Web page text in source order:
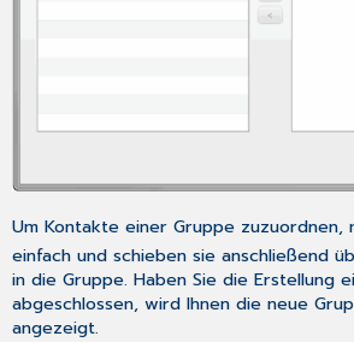
Um Kontakte einer Gruppe zuzuordnen,
einfach und schieben sie anschließend
in die Gruppe. Haben Sie die Erstellung
abgeschlossen, wird Ihnen die neue
angezeigt.